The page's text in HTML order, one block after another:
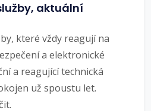
aktuální
které vždy reagují na
a elektronické
a reagující technická
už spoustu let.